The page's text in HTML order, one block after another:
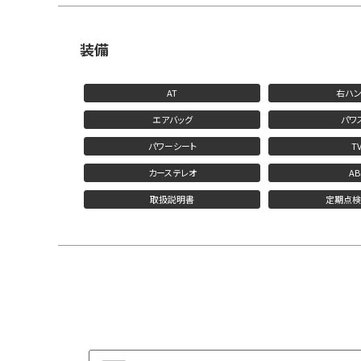
装備
AT 右ハ
エアバッグ パワ
パワーシート
カーステレオ
取扱説明書 定期点